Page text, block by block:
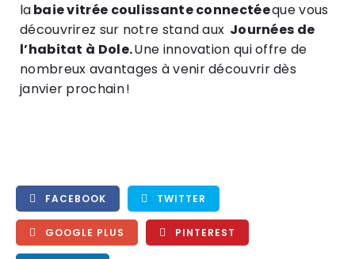
labaie vitrée coulissante connectéeque vous
découvrirez sur notre stand aux Journées de
l’habitat à Dole.Une innovation qui offre de
nombreux avantages à venir découvrir dès
janvier prochain !
FACEBOOK TWITTER
GOOGLE PLUS PINTEREST